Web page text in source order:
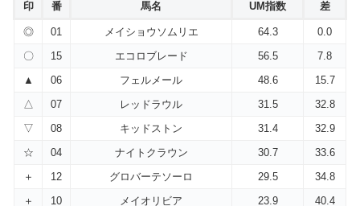
印 番 馬名 UM指数 差
◎ 01 メイショウソムリエ 64.3
0.0
〇
15 エコロブレード 56.5
7.8
▲
06 フェルメール 48.6
15.7
△
07 レッドラウル 31.5
32.8
▽
08 キッドストン 31.4
32.9
☆
04 ナイトクラウン 30.7
33.6
＋
12 グロバーテソーロ 29.5
34.8
＋
10 メイオリビア 23.9 40.4